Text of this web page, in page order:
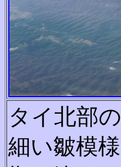
タ イ北部の
細い皺模様